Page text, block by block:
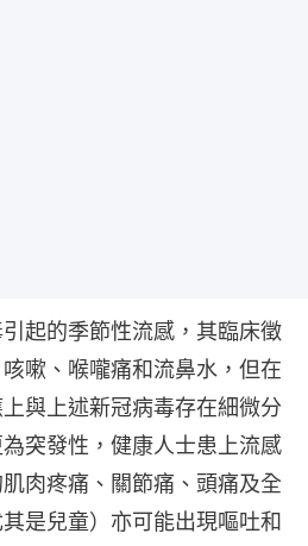
起的季節性流感，其臨床徵
嗽、喉嚨痛和流鼻水，但在
與上述新冠病毒存在細微分
突發性，健康人士患上流感
肉疼痛、關節痛、頭痛及全
是兒童）亦可能出現嘔吐和